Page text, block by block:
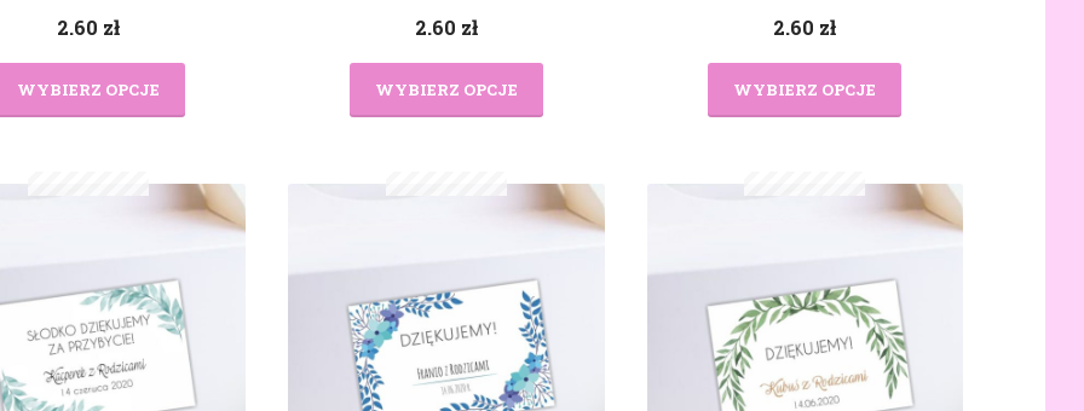
2.60 zł
WYBIERZ OPCJE
2.60 zł
WYBIERZ OPCJE
2.60 zł
WYBIERZ OPCJE